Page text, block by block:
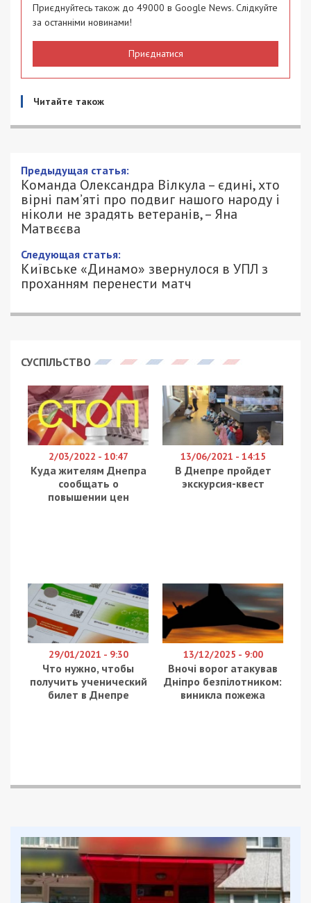
Приєднуйтесь також до 49000 в Google News. Слідкуйте
за останніми новинами!
Приєднатися
Читайте також
Предыдущая статья:
Команда Олександра Вілкула – єдині, хто
вірні пам’яті про подвиг нашого народу і
ніколи не зрадять ветеранів, – Яна
Матвєєва
Следующая статья:
Київське «Динамо» звернулося в УПЛ з
проханням перенести матч
СУСПІЛЬСТВО
2/03/2022 - 10:47
Куда жителям Днепра
сообщать о
повышении цен
13/06/2021 - 14:15
В Днепре пройдет
экскурсия-квест
29/01/2021 - 9:30
Что нужно, чтобы
получить ученический
билет в Днепре
13/12/2025 - 9:00
Вночі ворог атакував
Дніпро безпілотником:
виникла пожежа